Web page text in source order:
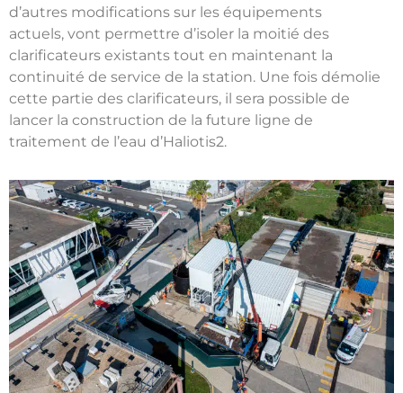
d’autres modifications sur les équipements
actuels, vont permettre d’isoler la moitié des
clarificateurs existants tout en maintenant la
continuité de service de la station. Une fois démolie
cette partie des clarificateurs, il sera possible de
lancer la construction de la future ligne de
traitement de l’eau d’Haliotis2.